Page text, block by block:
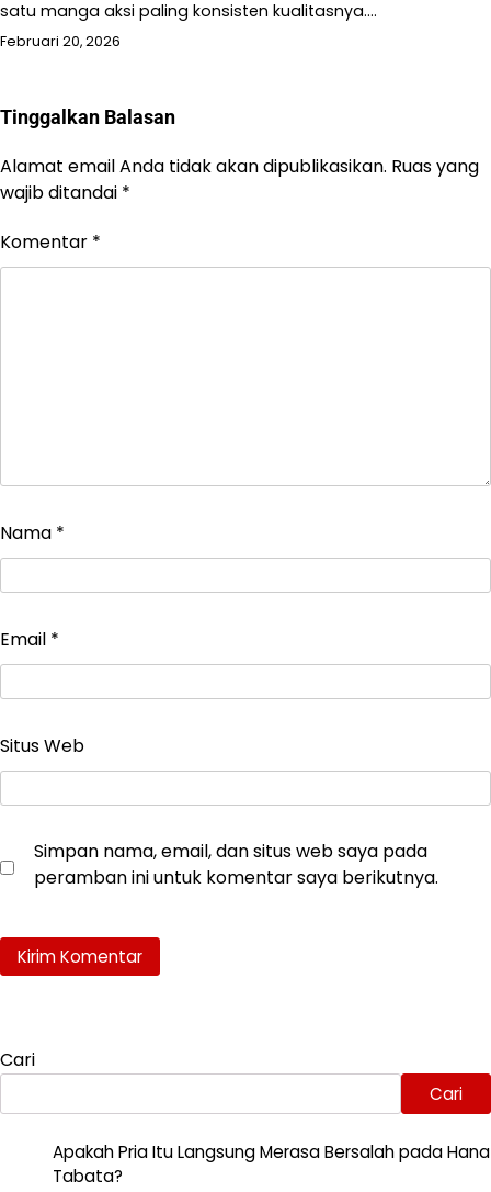
satu manga aksi paling konsisten kualitasnya.…
Februari 20, 2026
Tinggalkan Balasan
Alamat email Anda tidak akan dipublikasikan. Ruas yang
wajib ditandai *
Komentar *
Nama *
Email *
Situs Web
Simpan nama, email, dan situs web saya pada
peramban ini untuk komentar saya berikutnya.
Cari
Cari
Apakah Pria Itu Langsung Merasa Bersalah pada Hana
Tabata?